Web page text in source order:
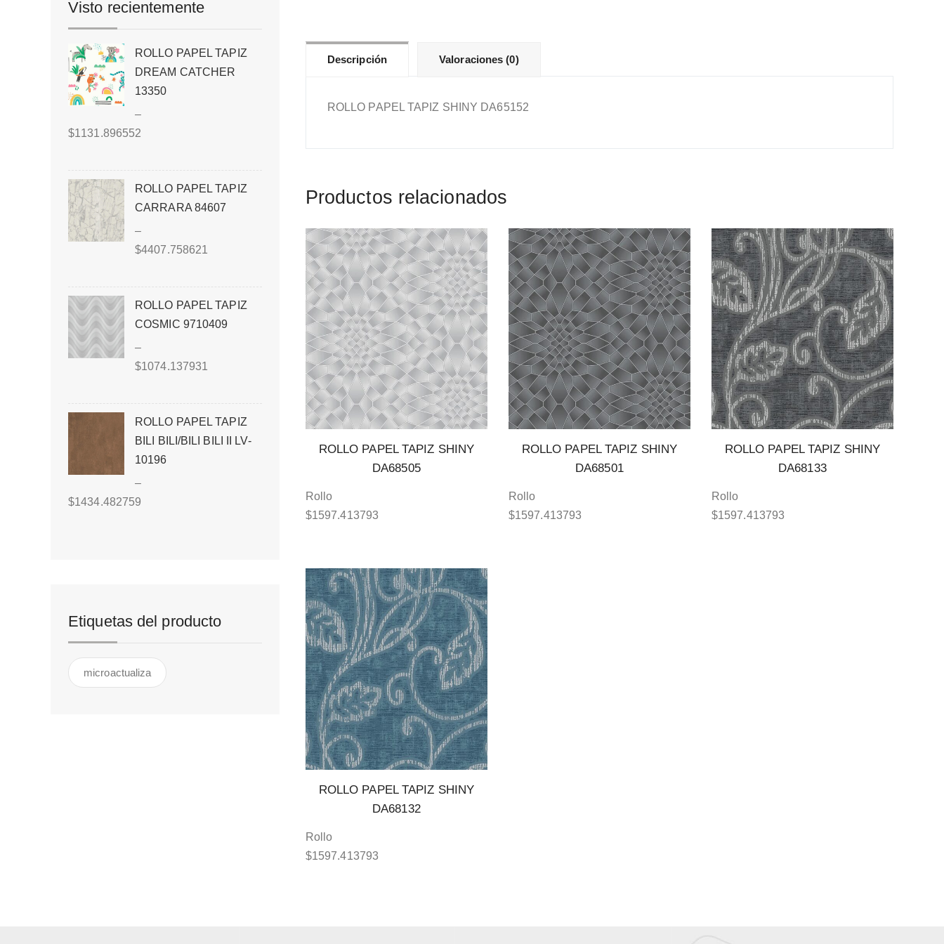
Descripción Valoraciones (0)
ROLLO PAPEL TAPIZ SHINY DA65152
Productos relacionados
ROLLO PAPEL TAPIZ SHINY
DA68505
Rollo
$1597.413793
ROLLO PAPEL TAPIZ SHINY
DA68501
Rollo
$1597.413793
ROLLO PAPEL TAPIZ SHINY
DA68133
Rollo
$1597.413793
ROLLO PAPEL TAPIZ SHINY
DA68132
Rollo
$1597.413793
Visto recientemente
ROLLO PAPEL TAPIZ
DREAM CATCHER
13350
–
$1131.896552
ROLLO PAPEL TAPIZ
CARRARA 84607
–
$4407.758621
ROLLO PAPEL TAPIZ
COSMIC 9710409
–
$1074.137931
ROLLO PAPEL TAPIZ
BILI BILI/BILI BILI II LV-
10196
–
$1434.482759
Etiquetas del producto
microactualiza